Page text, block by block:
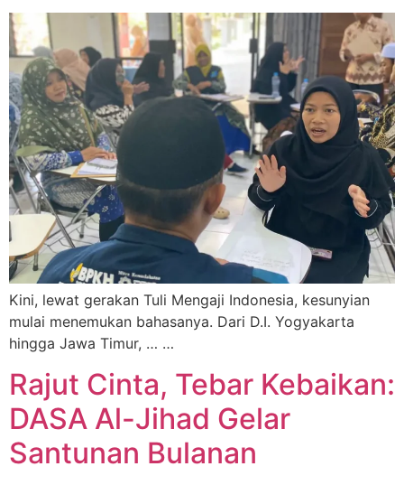
Kini, lewat gerakan Tuli Mengaji Indonesia, kesunyian
mulai menemukan bahasanya. Dari D.I. Yogyakarta
hingga Jawa Timur, … …
Rajut Cinta, Tebar Kebaikan:
DASA Al-Jihad Gelar
Santunan Bulanan